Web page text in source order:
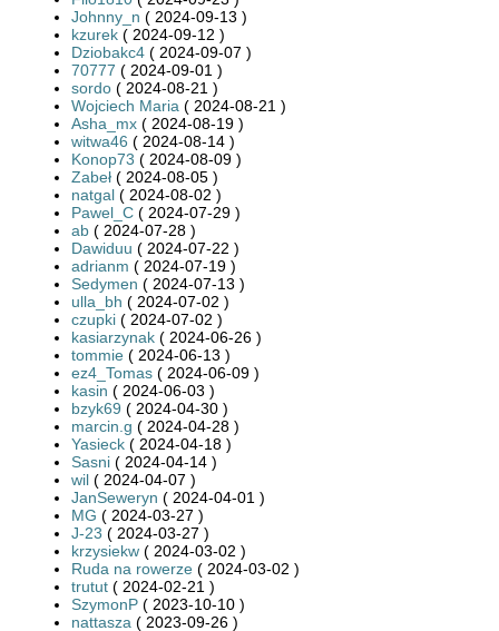
Johnny_n ( 2024-09-13 )
kzurek ( 2024-09-12 )
Dziobakc4 ( 2024-09-07 )
70777 ( 2024-09-01 )
sordo ( 2024-08-21 )
Wojciech Maria ( 2024-08-21 )
Asha_mx ( 2024-08-19 )
witwa46 ( 2024-08-14 )
Konop73 ( 2024-08-09 )
Zabeł ( 2024-08-05 )
natgal ( 2024-08-02 )
Pawel_C ( 2024-07-29 )
ab ( 2024-07-28 )
Dawiduu ( 2024-07-22 )
adrianm ( 2024-07-19 )
Sedymen ( 2024-07-13 )
ulla_bh ( 2024-07-02 )
czupki ( 2024-07-02 )
kasiarzynak ( 2024-06-26 )
tommie ( 2024-06-13 )
ez4_Tomas ( 2024-06-09 )
kasin ( 2024-06-03 )
bzyk69 ( 2024-04-30 )
marcin.g ( 2024-04-28 )
Yasieck ( 2024-04-18 )
Sasni ( 2024-04-14 )
wil ( 2024-04-07 )
JanSeweryn ( 2024-04-01 )
MG ( 2024-03-27 )
J-23 ( 2024-03-27 )
krzysiekw ( 2024-03-02 )
Ruda na rowerze ( 2024-03-02 )
trutut ( 2024-02-21 )
SzymonP ( 2023-10-10 )
nattasza ( 2023-09-26 )